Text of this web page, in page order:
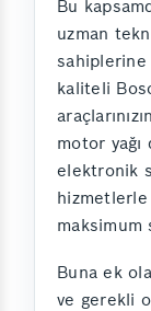
Bu
uzman
sahiplerine
kaliteli
motor
elektronik
hizmetlerle
maksimum
Buna ek
ve gerekli